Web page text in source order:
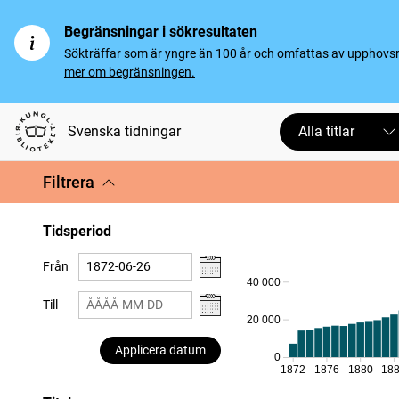
Begränsningar i sökresultaten
Sökträffar som är yngre än 100 år och omfattas av
mer om begränsningen.
Svenska tidningar Alla titlar
Filtrera
Tidsperiod
Från
Till
Applicera datum
0
20 000
40 000
1872 1876 1880